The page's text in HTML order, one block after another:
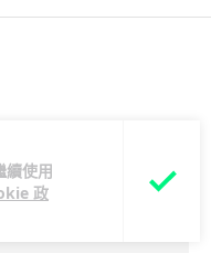
續使用
政
型 業界質疑安